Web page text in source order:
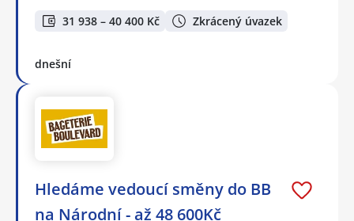
31 938 – 40 400 Kč Zkrácený úvazek
dnešní
Hledáme vedoucí směny do BB
na Národní - až 48 600Kč